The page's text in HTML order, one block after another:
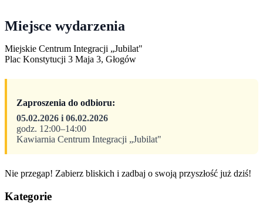
Miejsce wydarzenia
Miejskie Centrum Integracji „Jubilat"
Plac Konstytucji 3 Maja 3, Głogów
Zaproszenia do odbioru:
05.02.2026 i 06.02.2026
godz. 12:00–14:00
Kawiarnia Centrum Integracji „Jubilat"
Nie przegap! Zabierz bliskich i zadbaj o swoją przyszłość już dziś!
Kategorie